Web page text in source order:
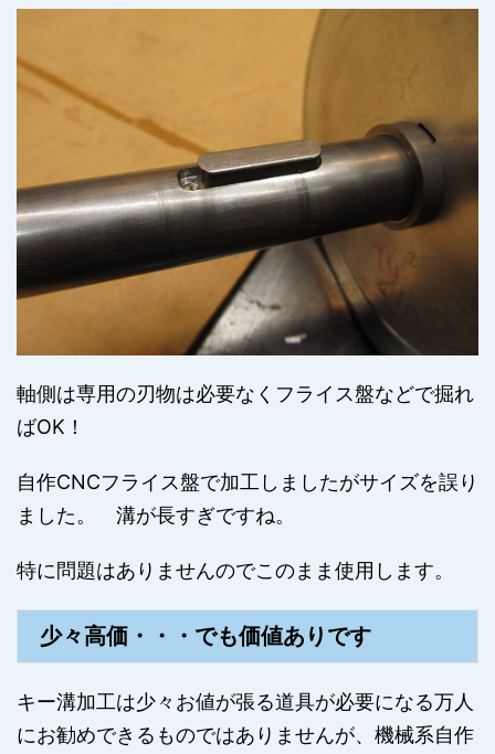
軸側は専用の刃物は必要なくフライス盤などで掘れ
ばOK！
自作CNCフライス盤で加工しましたがサイズを誤り
ました。 溝が長すぎですね。
特に問題はありませんのでこのまま使用します。
少々高価・・・でも価値ありです
キー溝加工は少々お値が張る道具が必要になる万人
にお勧めできるものではありませんが、機械系自作